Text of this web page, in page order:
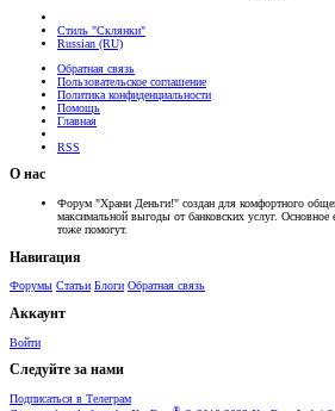
Cтиль "Склянки"
Russian (RU)
Обратная связь
Пользовательское соглашение
Политика конфиденциальности
Помощь
Главная
RSS
О нас
Форум "Храни Деньги!" создан для комфортного
максимальной выгоды от банковских услуг. Основное
тоже помогут.
Навигация
Форумы Статьи Блоги Обратная связь
Аккаунт
Войти
Следуйте за нами
Подписаться в Телеграм